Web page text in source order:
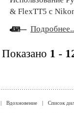
& FlexTT5 с
Показано 1 -
| Вдохновение | Список